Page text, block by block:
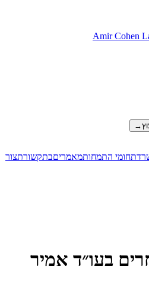
Amir Cohen
→
תחומי התמחותמאמריםבתקשורתצור
בעו״ד אמיר